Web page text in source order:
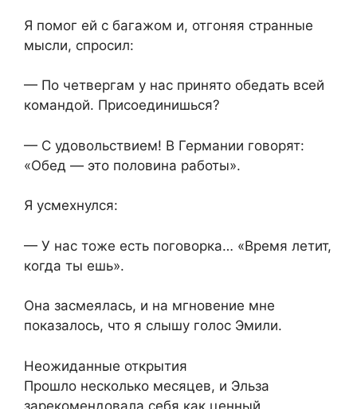
Я помог ей с багажом и, отгоняя странные
мысли, спросил:
— По четвергам у нас принято обедать всей
командой. Присоединишься?
— С удовольствием! В Германии говорят:
«Обед — это половина работы».
Я усмехнулся:
— У нас тоже есть поговорка… «Время летит,
когда ты ешь».
Она засмеялась, и на мгновение мне
показалось, что я слышу голос Эмили.
Неожиданные открытия
Прошло несколько месяцев, и Эльза
зарекомендовала себя как ценный